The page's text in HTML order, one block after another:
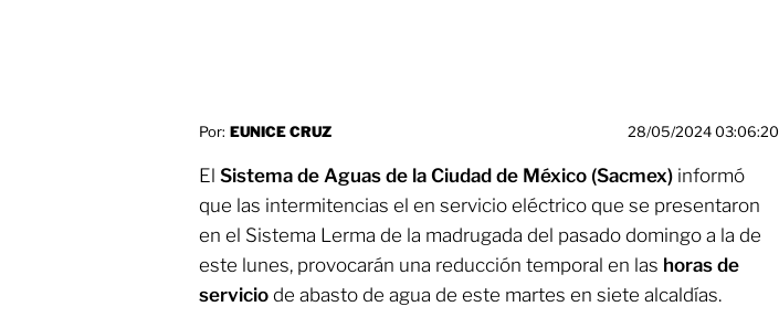
Por: EUNICE CRUZ 28/05/2024 03:06:20
El Sistema de Aguas de la Ciudad de México (Sacmex) informó
que las intermitencias el en servicio eléctrico que se presentaron
en el Sistema Lerma de la madrugada del pasado domingo a la de
este lunes, provocarán una reducción temporal en las horas de
servicio de abasto de agua de este martes en siete alcaldías.